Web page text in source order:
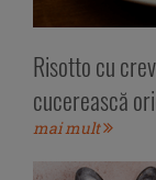
Risotto cu
cucerească
mai mult